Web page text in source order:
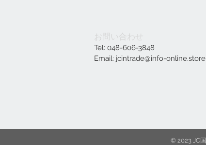
お問い合わせ
Tel: 048-606-3848
Email: jcintrade@info-online.store
© 2023 JC